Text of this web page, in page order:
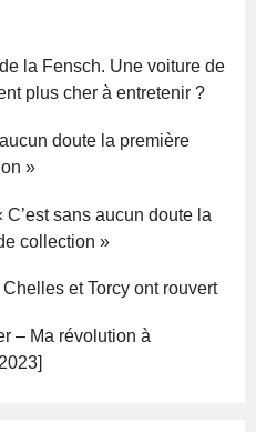
la Fensch. Une voiture de
plus cher à entretenir ?
doute la première
»
sans aucun doute la
collection »
et Torcy ont rouvert
– Ma révolution à